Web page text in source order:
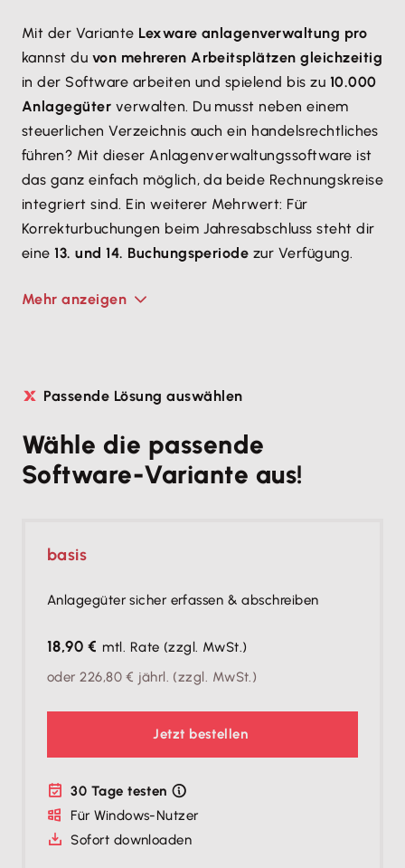
Mit der Variante Lexware anlagenverwaltung pro
kannst du von mehreren Arbeitsplätzen gleichzeitig
in der Software arbeiten und spielend bis zu 10.000
Anlagegüter verwalten. Du musst neben einem
steuerlichen Verzeichnis auch ein handelsrechtliches
führen? Mit dieser Anlagenverwaltungssoftware ist
das ganz einfach möglich, da beide Rechnungskreise
integriert sind. Ein weiterer Mehrwert: Für
Korrekturbuchungen beim Jahresabschluss steht dir
eine13. und 14. Buchungsperiode zur Verfügung.
Mehr anzeigen
Passende Lösung auswählen
Wähle die passende
Software-Variante aus!
basis
Anlagegüter sicher erfassen & abschreiben
18,90 € mtl. Rate (zzgl. MwSt.)
oder226,80 € jährl. (zzgl. MwSt.)
Jetzt bestellen
30 Tage testen
Für Windows-Nutzer
Sofort downloaden